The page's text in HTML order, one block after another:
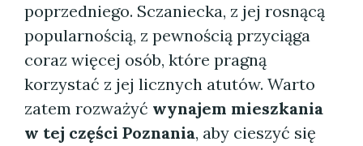
poprzedniego. Sczaniecka, z jej rosnącą
popularnością, z pewnością przyciąga
coraz więcej osób, które pragną
korzystać z jej licznych atutów. Warto
zatem rozważyć wynajem mieszkania
w tej części Poznania, aby cieszyć się